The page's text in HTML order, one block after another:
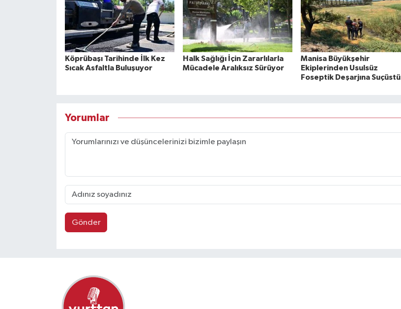
Köprübaşı Tarihinde İlk Kez
Sıcak Asfaltla Buluşuyor
Halk Sağlığı İçin Zararlılarla
Mücadele Aralıksız Sürüyor
Manisa Büyükşehir
Ekiplerinden Usulsüz
Foseptik Deşarjına Suçüstü
Yorumlar
Gönder